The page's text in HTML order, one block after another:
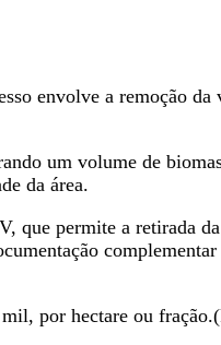
envolve a remoção da
um volume de
da área.
que permite a retirada
por hectare ou